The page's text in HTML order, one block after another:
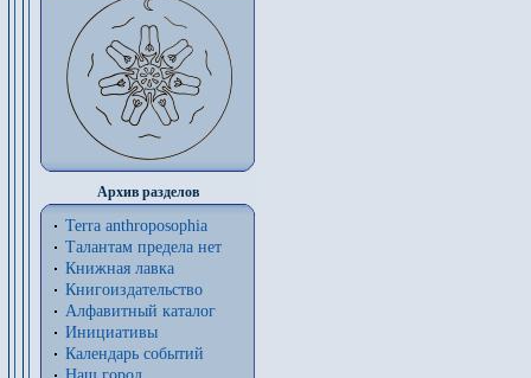
Архив разделов
Terra anthroposophia
Талантам предела нет
Книжная лавка
Книгоиздательство
Алфавитный каталог
Инициативы
Календарь событий